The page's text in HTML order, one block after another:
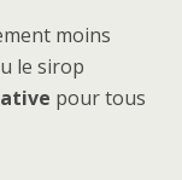
moins
le sirop
pour tous